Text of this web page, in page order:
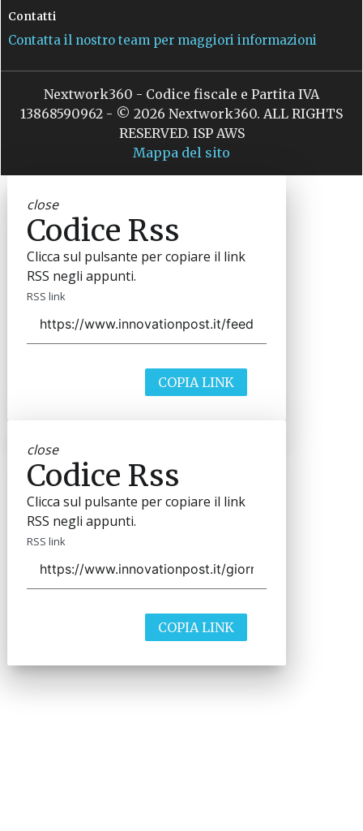
Contatti
Contatta il nostro team per maggiori informazioni
Nextwork360 - Codice fiscale e Partita IVA
13868590962 - © 2026 Nextwork360. ALL RIGHTS
RESERVED. ISP AWS
Mappa del sito
close
Codice Rss
Clicca sul pulsante per copiare il link
RSS negli appunti.
RSS link
COPIA LINK
close
Codice Rss
Clicca sul pulsante per copiare il link
RSS negli appunti.
RSS link
COPIA LINK